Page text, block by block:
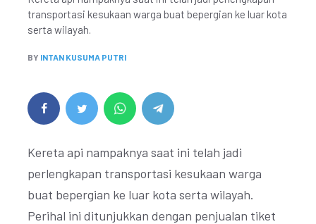
transportasi kesukaan warga buat bepergian ke luar kota
serta wilayah.
BY INTAN KUSUMA PUTRI
Kereta api nampaknya saat ini telah jadi
perlengkapan transportasi kesukaan warga
buat bepergian ke luar kota serta wilayah.
Perihal ini ditunjukkan dengan penjualan tiket